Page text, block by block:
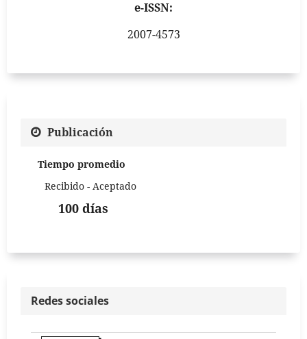
e-ISSN:
2007-4573
Publicación
Tiempo promedio
Recibido - Aceptado
100 días
Redes sociales